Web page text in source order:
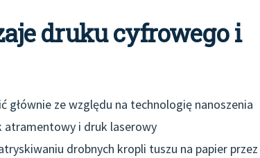
druku cyfrowego i
ze względu na technologię nanoszenia
atramentowy i druk laserowy
drobnych kropli tuszu na papier przez